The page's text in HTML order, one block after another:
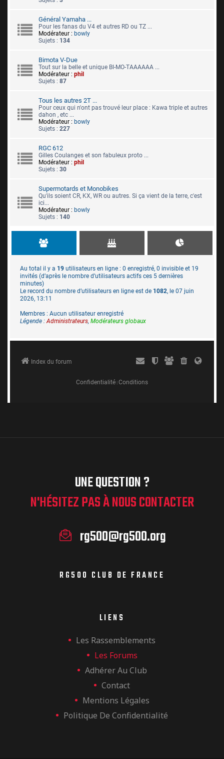
UNE QUESTION ?
N'HÉSITEZ PAS À NOUS CONTACTER
rg500@rg500.org
RG500 CLUB DE FRANCE
LIENS
Les Rassemblements
Les Forums
Adhérer Au Club
Contact
Mentions Légales
Politique De Confidentialité